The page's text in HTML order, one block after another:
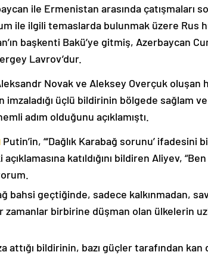
ile Ermenistan arasında çatışmaları
ile ilgili temaslarda bulunmak üzere Rus
başkenti Bakü’ye gitmiş, Azerbaycan
Lavrov’dur.
Novak ve Aleksey Overçuk
imzaladığı üçlü bildirinin bölgede sağlam
adım olduğunu açıklamıştı.
Putin’in, “‘Dağlık Karabağ sorunu’ ifadesini
katıldığını bildiren Aliyev,
bahsi geçtiğinde, sadece kalkınmadan,
zamanlar birbirine düşman olan ülkelerin
attığı bildirinin, bazı güçler tarafından